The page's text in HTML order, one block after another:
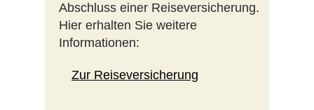
Abschluss einer Reiseversicherung.
Hier erhalten Sie weitere
Informationen:
Zur Reiseversicherung